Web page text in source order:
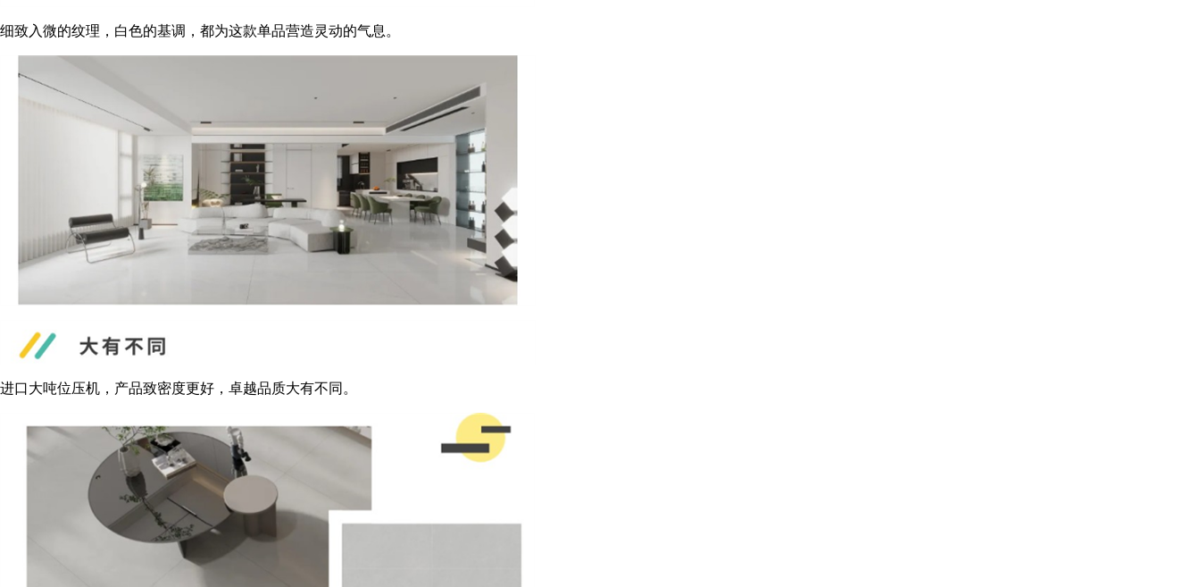
细致入微的纹理，白色的基调，都为这款单品营造灵动的气息。
进口大吨位压机，产品致密度更好，卓越品质大有不同。